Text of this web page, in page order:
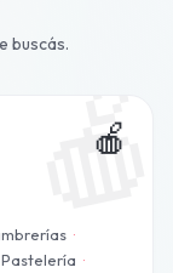
buscás.
🍎
·
Pastelería ·